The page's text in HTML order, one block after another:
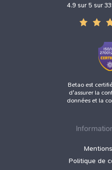
4.9 sur 5 sur
Betao est
d'assurer la
données et la
Politique de